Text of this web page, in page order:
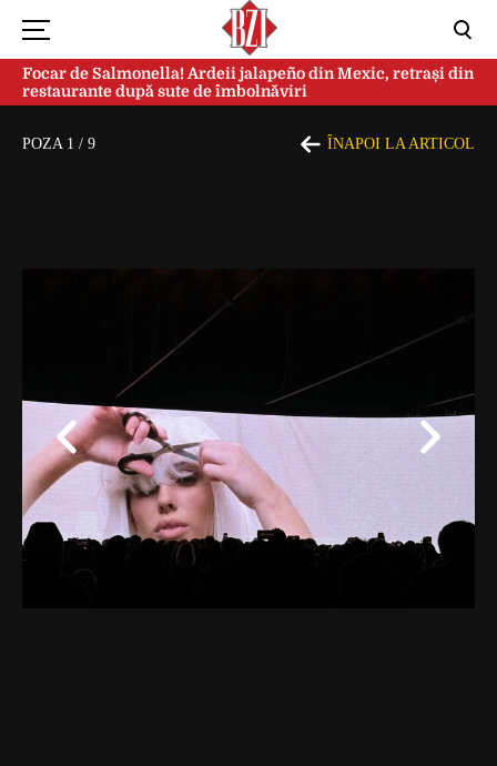
Focar de Salmonella! Ardeii jalapeño din Mexic, retrași din
restaurante după sute de îmbolnăviri
POZA 1 / 9 ÎNAPOI LA ARTICOL